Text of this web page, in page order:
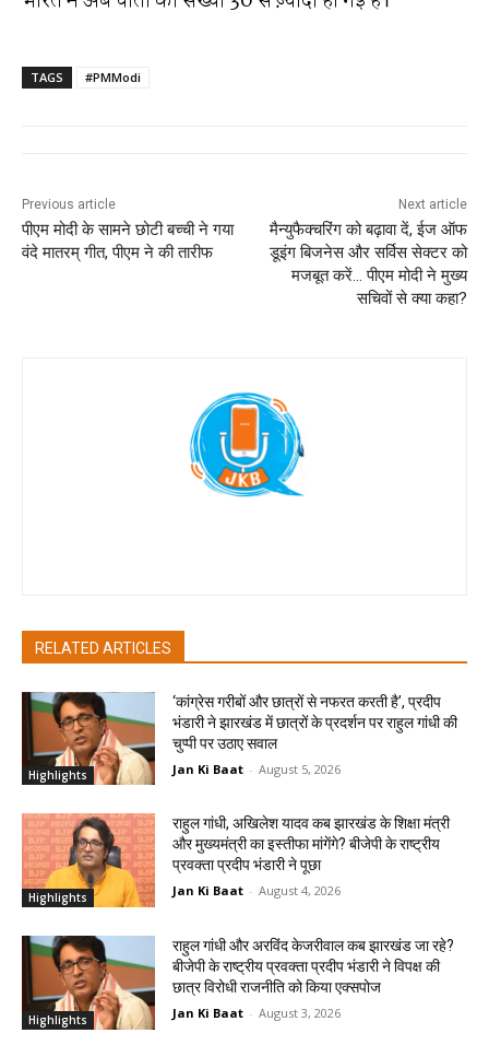
TAGS #PMModi
Previous article
पीएम मोदी के सामने छोटी बच्ची ने गया
वंदे मातरम् गीत, पीएम ने की तारीफ
Next article
मैन्युफैक्चरिंग को बढ़ावा दें, ईज ऑफ
डूइंग बिजनेस और सर्विस सेक्टर को
मजबूत करें… पीएम मोदी ने मुख्य
सचिवों से क्या कहा?
RELATED ARTICLES
Highlights
‘कांग्रेस गरीबों और छात्रों से नफरत करती है’, प्रदीप
भंडारी ने झारखंड में छात्रों के प्रदर्शन पर राहुल गांधी की
चुप्पी पर उठाए सवाल
Jan Ki Baat - August 5, 2026
Highlights
राहुल गांधी, अखिलेश यादव कब झारखंड के शिक्षा मंत्री
और मुख्यमंत्री का इस्तीफा मांगेंगे? बीजेपी के राष्ट्रीय
प्रवक्ता प्रदीप भंडारी ने पूछा
Jan Ki Baat - August 4, 2026
Highlights
राहुल गांधी और अरविंद केजरीवाल कब झारखंड जा रहे?
बीजेपी के राष्ट्रीय प्रवक्ता प्रदीप भंडारी ने विपक्ष की
छात्र विरोधी राजनीति को किया एक्सपोज
Jan Ki Baat - August 3, 2026